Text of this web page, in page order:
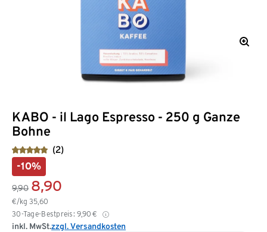
KABO - il Lago Espresso - 250 g Ganze
Bohne
(2)
-10%
9,90 8,90
€/kg 35,60
30-Tage-Bestpreis: 9,90 €
inkl. MwSt.zzgl. Versandkosten